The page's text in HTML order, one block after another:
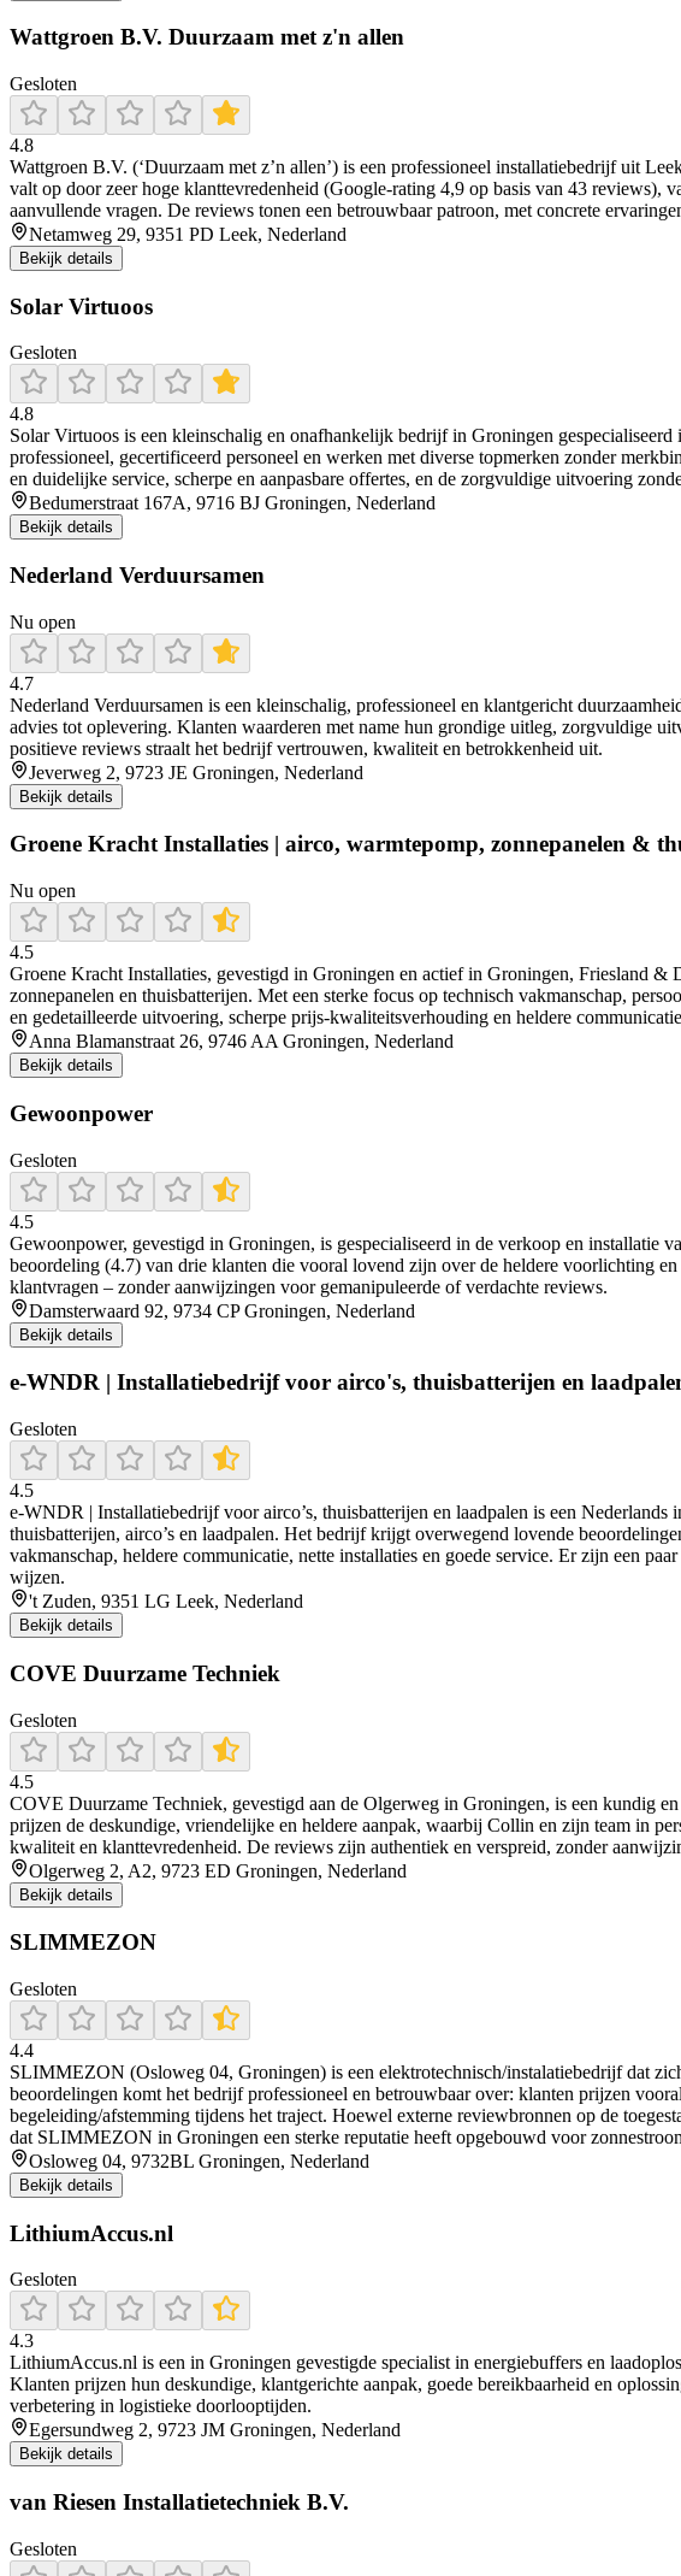
Wattgroen B.V. Duurzaam met z'n allen
Gesloten
4.8
Wattgroen B.V. (‘Duurzaam met z’n allen’) is een professioneel installatiebedrijf uit
valt op door zeer hoge klanttevredenheid (Google-rating 4,9 op basis van 43 reviews),
aanvullende vragen. De reviews tonen een betrouwbaar patroon, met concrete
Netamweg 29, 9351 PD Leek, Nederland
Bekijk details
Solar Virtuoos
Gesloten
4.8
Solar Virtuoos is een kleinschalig en onafhankelijk bedrijf in Groningen
professioneel, gecertificeerd personeel en werken met diverse topmerken zonder
en duidelijke service, scherpe en aanpasbare offertes, en de zorgvuldige uitvoering
Bedumerstraat 167A, 9716 BJ Groningen, Nederland
Bekijk details
Nederland Verduursamen
Nu open
4.7
Nederland Verduursamen is een kleinschalig, professioneel en klantgericht
advies tot oplevering. Klanten waarderen met name hun grondige uitleg, zorgvuldige
positieve reviews straalt het bedrijf vertrouwen, kwaliteit en betrokkenheid uit.
Jeverweg 2, 9723 JE Groningen, Nederland
Bekijk details
Groene Kracht Installaties | airco, warmtepomp, zonnepanelen &
Nu open
4.5
Groene Kracht Installaties, gevestigd in Groningen en actief in Groningen, Friesland &
zonnepanelen en thuisbatterijen. Met een sterke focus op technisch vakmanschap,
en gedetailleerde uitvoering, scherpe prijs-kwaliteitsverhouding en heldere
Anna Blamanstraat 26, 9746 AA Groningen, Nederland
Bekijk details
Gewoonpower
Gesloten
4.5
Gewoonpower, gevestigd in Groningen, is gespecialiseerd in de verkoop en installatie
beoordeling (4.7) van drie klanten die vooral lovend zijn over de heldere voorlichting
klantvragen – zonder aanwijzingen voor gemanipuleerde of verdachte reviews.
Damsterwaard 92, 9734 CP Groningen, Nederland
Bekijk details
e-WNDR | Installatiebedrijf voor airco's, thuisbatterijen en
Gesloten
4.5
e‑WNDR | Installatiebedrijf voor airco’s, thuisbatterijen en laadpalen is een
thuisbatterijen, airco’s en laadpalen. Het bedrijf krijgt overwegend lovende
vakmanschap, heldere communicatie, nette installaties en goede service. Er zijn een
wijzen.
't Zuden, 9351 LG Leek, Nederland
Bekijk details
COVE Duurzame Techniek
Gesloten
4.5
COVE Duurzame Techniek, gevestigd aan de Olgerweg in Groningen, is een kundig
prijzen de deskundige, vriendelijke en heldere aanpak, waarbij Collin en zijn team in
kwaliteit en klanttevredenheid. De reviews zijn authentiek en verspreid, zonder
Olgerweg 2, A2, 9723 ED Groningen, Nederland
Bekijk details
SLIMMEZON
Gesloten
4.4
SLIMMEZON (Osloweg 04, Groningen) is een elektrotechnisch/instalatiebedrijf dat
beoordelingen komt het bedrijf professioneel en betrouwbaar over: klanten prijzen
begeleiding/afstemming tijdens het traject. Hoewel externe reviewbronnen op de
dat SLIMMEZON in Groningen een sterke reputatie heeft opgebouwd voor
Osloweg 04, 9732BL Groningen, Nederland
Bekijk details
LithiumAccus.nl
Gesloten
4.3
LithiumAccus.nl is een in Groningen gevestigde specialist in energiebuffers en
Klanten prijzen hun deskundige, klantgerichte aanpak, goede bereikbaarheid en
verbetering in logistieke doorlooptijden.
Egersundweg 2, 9723 JM Groningen, Nederland
Bekijk details
van Riesen Installatietechniek B.V.
Gesloten